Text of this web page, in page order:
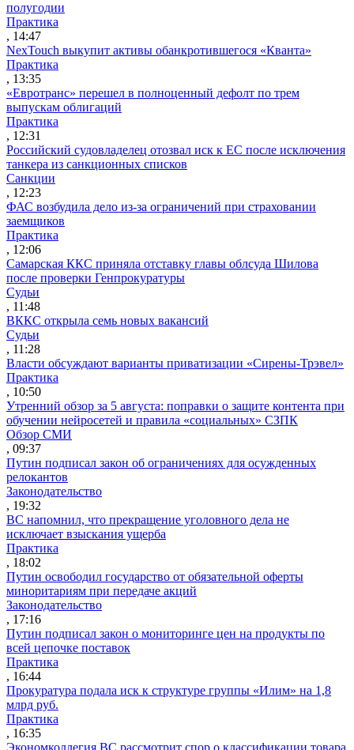
полугодии
Практика
, 14:47
NexTouch выкупит активы обанкротившегося «Кванта»
Практика
, 13:35
«Евротранс» перешел в полноценный дефолт по трем
выпускам облигаций
Практика
, 12:31
Российский судовладелец отозвал иск к ЕС после исключения
танкера из санкционных списков
Санкции
, 12:23
ФАС возбудила дело из-за ограничений при страховании
заемщиков
Практика
, 12:06
Самарская ККС приняла отставку главы облсуда Шилова
после проверки Генпрокуратуры
Судьи
, 11:48
ВККС открыла семь новых вакансий
Судьи
, 11:28
Власти обсуждают варианты приватизации «Сирены-Трэвел»
Практика
, 10:50
Утренний обзор за 5 августа: поправки о защите контента при
обучении нейросетей и правила «социальных» СЗПК
Обзор СМИ
, 09:37
Путин подписал закон об ограничениях для осужденных
релокантов
Законодательство
, 19:32
ВС напомнил, что прекращение уголовного дела не
исключает взыскания ущерба
Практика
, 18:02
Путин освободил государство от обязательной оферты
миноритариям при передаче акций
Законодательство
, 17:16
Путин подписал закон о мониторинге цен на продукты по
всей цепочке поставок
Практика
, 16:44
Прокуратура подала иск к структуре группы «Илим» на 1,8
млрд руб.
Практика
, 16:35
Экономколлегия ВС рассмотрит спор о классификации товара